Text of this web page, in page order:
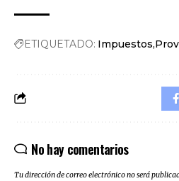
ETIQUETADO: Impuestos
No hay comentarios
Tu dirección de correo electrónico no será